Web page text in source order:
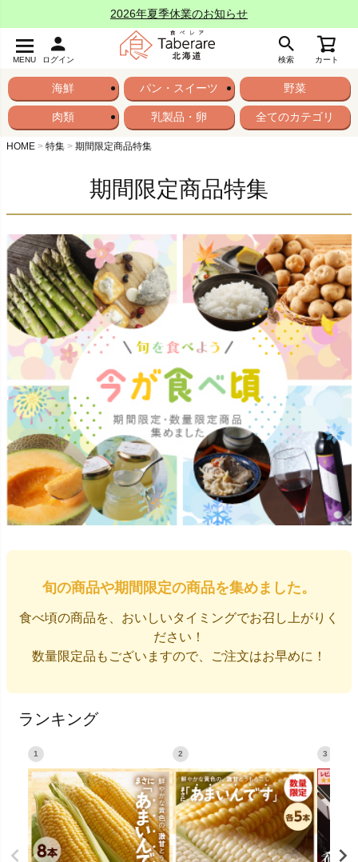
2026年夏季休業のお知らせ
MENU ログイン 検索 カート
海鮮 パン・スイーツ 野菜
肉類 乳製品・卵 全てのカテゴリ
HOME 特集 期間限定商品特集
期間限定商品特集
旬の商品や期間限定の商品を集めました。
食べ頃の商品を、おいしいタイミングでお召し上がりく
ださい！
数量限定品もございますので、ご注文はお早めに！
ランキング
1 2 3